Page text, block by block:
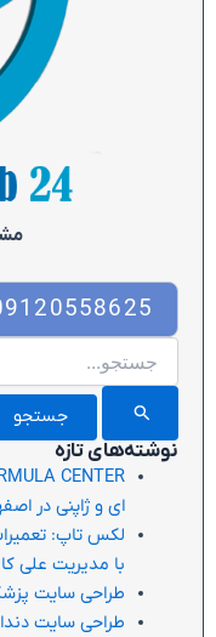
جستجو
برای:
نوشته‌های تازه
ای و ژاپنی در
لکس تاپ:
با مدیریت علی
طراحی سایت
طراحی سایت